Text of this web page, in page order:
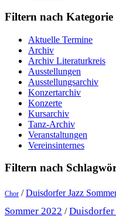
Filtern nach Kategorie
Aktuelle Termine
Archiv
Archiv Literaturkreis
Ausstellungen
Ausstellungsarchiv
Konzertarchiv
Konzerte
Kursarchiv
Tanz-Archiv
Veranstaltungen
Vereinsinternes
Filtern nach
Chor /Duisdorfer Jazz
Sommer 2022 /Duisdorfer